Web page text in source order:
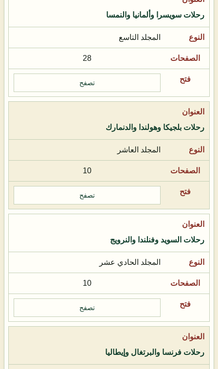
رحلات سويسرا وألمانيا والنمسا
المجلد التاسع
28
تصفح
رحلات بلجيكا وهولندا والدنمارك
المجلد العاشر
10
تصفح
رحلات السويد وفنلندا والنرويج
المجلد الحادي عشر
10
تصفح
رحلات فرنسا والبرتغال وإيطاليا